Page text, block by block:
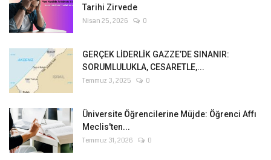
Tarihi Zirvede
Nisan 25, 2026 0
GERÇEK LİDERLİK GAZZE’DE SINANIR:
SORUMLULUKLA, CESARETLE,...
Temmuz 3, 2025 0
Üniversite Öğrencilerine Müjde: Öğrenci Affı
Meclis'ten...
Temmuz 31, 2026 0